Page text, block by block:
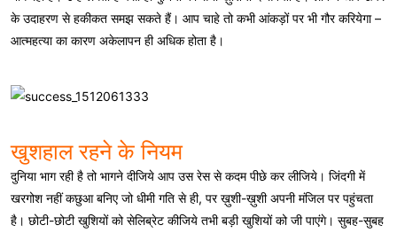
के उदाहरण से हकीकत समझ सकते हैं। आप चाहे तो कभी आंकड़ों पर भी गौर करियेगा –
आत्महत्या का कारण अकेलापन ही अधिक होता है।
खुशहाल रहने के नियम
दुनिया भाग रही है तो भागने दीजिये आप उस रेस से कदम पीछे कर लीजिये। जिंदगी में
खरगोश नहीं कछुआ बनिए जो धीमी गति से ही, पर ख़ुशी-ख़ुशी अपनी मंजिल पर पहुंचता
है। छोटी-छोटी खुशियों को सेलिब्रेट कीजिये तभी बड़ी खुशियों को जी पाएंगे। सुबह-सुबह